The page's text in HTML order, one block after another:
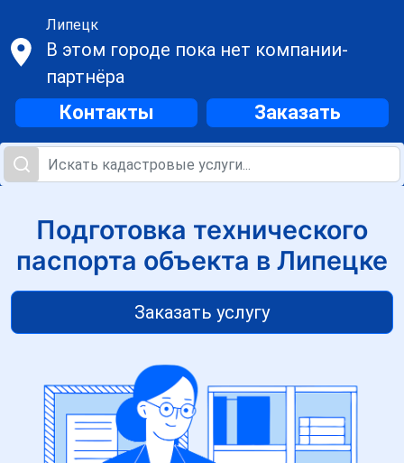
Липецк
В этом городе пока нет компании-
партнёра
Контакты Заказать
Подготовка технического
паспорта объекта в Липецке
Заказать услугу